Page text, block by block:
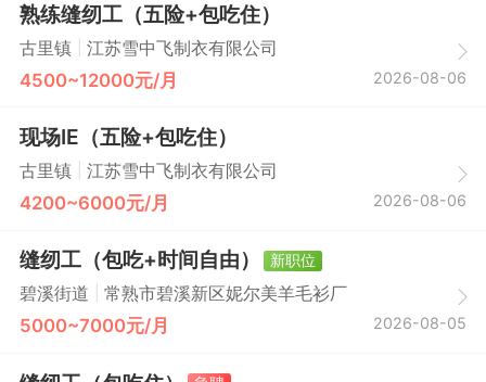
熟练缝纫工（五险+包吃住）
古里镇 江苏雪中飞制衣有限公司
4500~12000元/月 2026-08-06
现场IE（五险+包吃住）
古里镇 江苏雪中飞制衣有限公司
4200~6000元/月 2026-08-06
缝纫工（包吃+时间自由）
新职位
碧溪街道
常熟市碧溪新区妮尔美羊毛衫厂
5000~7000元/月 2026-08-05